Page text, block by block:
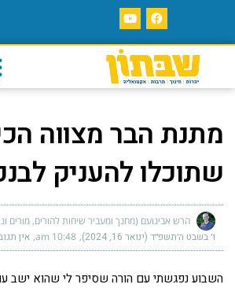
מתנת הבר מצווה
שתוכלו להעניק
הרש אבינועם (מחנך ומעביר שיחות להורים, מורים
ו׳ בשבט ה׳תשפ״ד (ינואר 16, 2024) 10:48 am אין
השבוע נפגשתי עם הורה שסיפר לי שהוא ישב